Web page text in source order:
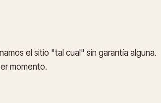
el sitio "tal cual" sin garantía alguna.
momento.